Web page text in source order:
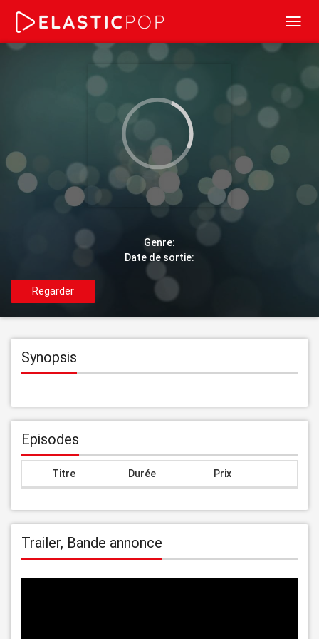
Genre:
Date de sortie:
Regarder
Synopsis
Episodes
Titre Durée Prix
Trailer, Bande annonce